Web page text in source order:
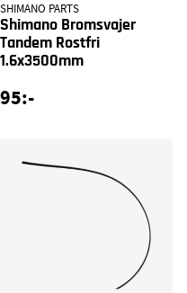
SHIMANO PARTS
Shimano Bromsvajer
Tandem Rostfri
1.6x3500mm
95:-